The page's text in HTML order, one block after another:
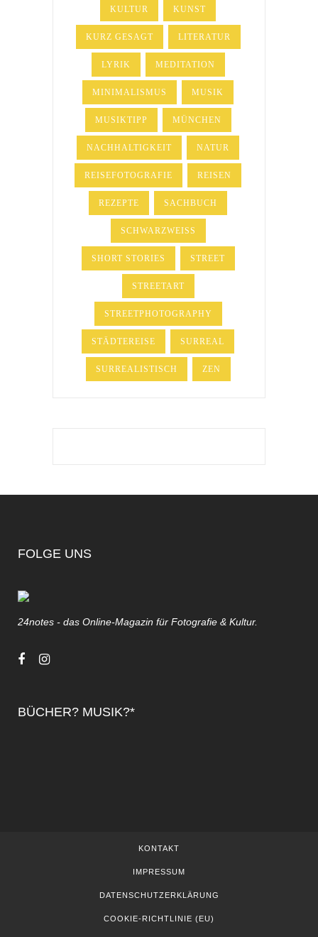
KULTUR KUNST
KURZ GESAGT LITERATUR
LYRIK MEDITATION
MINIMALISMUS MUSIK
MUSIKTIPP MÜNCHEN
NACHHALTIGKEIT NATUR
REISEFOTOGRAFIE REISEN
REZEPTE SACHBUCH
SCHWARZWEISS
SHORT STORIES STREET
STREETART
STREETPHOTOGRAPHY
STÄDTEREISE SURREAL
SURREALISTISCH ZEN
FOLGE UNS
24notes - das Online-Magazin für Fotografie & Kultur.
BÜCHER? MUSIK?*
KONTAKT
IMPRESSUM
DATENSCHUTZERKLÄRUNG
COOKIE-RICHTLINIE (EU)